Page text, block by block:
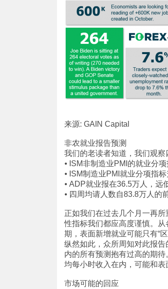
来源: GAIN Capital
非农就业报告预测
我们的老读者知道，我们观
⦁ ISM非制造业PMI的就业分
⦁ ISM制造业PMI就业分项指
⦁ ADP就业报在36.5万人，远
⦁ 四周均请人数自83.8万人的
正如我们在过去几个月一再
性指标我们都应高度谨慎。
期，表面新增就业可能只有“
纵然如此，众所周知对此报
内的所有预测抱有过高的期
均每小时收入在内，可能和表
市场可能的回应